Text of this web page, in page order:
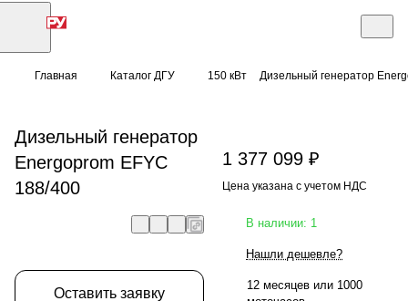
Главная Каталог ДГУ 150 кВт Дизельный генератор
Дизельный генератор
Energoprom EFYC
188/400
Оставить заявку
1 377 099 ₽
Цена указана с учетом НДС
В наличии: 1
Нашли дешевле?
12 месяцев или 1000